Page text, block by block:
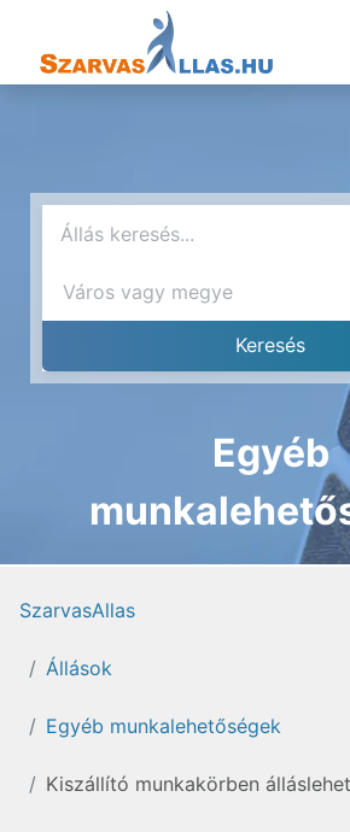
Egyéb
SzarvasAllas
Állások
Egyéb munkalehetőségek
Kiszállító munkakörben